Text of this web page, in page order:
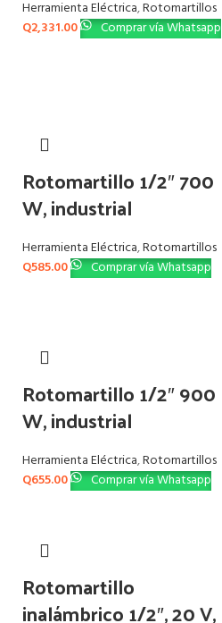
Herramienta Eléctrica,Rotomartillos
Q2,331.00 Comprar vía Whatsapp
Rotomartillo 1/2″ 700
W, industrial
Herramienta Eléctrica,Rotomartillos
Q585.00 Comprar vía Whatsapp
Rotomartillo 1/2″ 900
W, industrial
Herramienta Eléctrica,Rotomartillos
Q655.00 Comprar vía Whatsapp
Rotomartillo
inalámbrico 1/2″, 20 V,